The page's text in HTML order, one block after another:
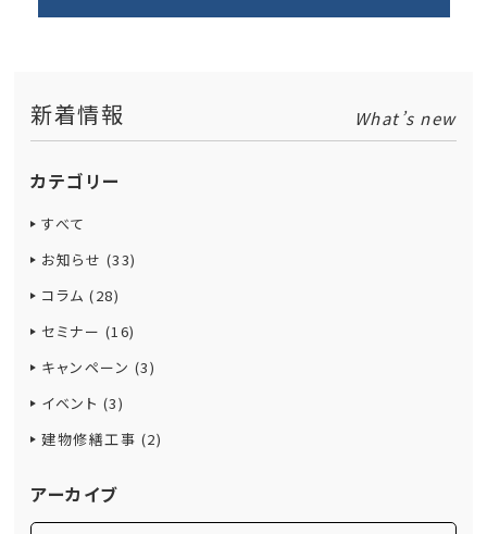
新着情報 What’s new
カテゴリー
すべて
お知らせ (33)
コラム (28)
セミナー (16)
キャンペーン (3)
イベント (3)
建物修繕工事 (2)
アーカイブ